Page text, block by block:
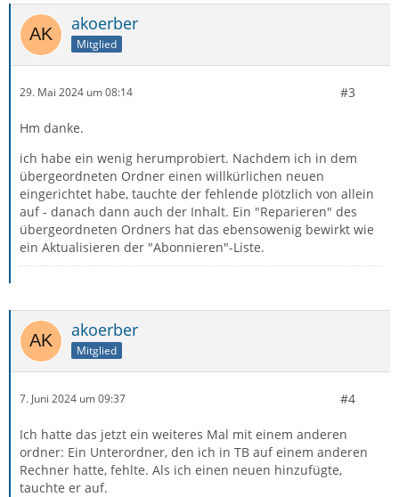
akoerber
Mitglied
29. Mai 2024 um 08:14 #3
Hm danke.
ich habe ein wenig herumprobiert. Nachdem ich in dem
übergeordneten Ordner einen willkürlichen neuen
eingerichtet habe, tauchte der fehlende plötzlich von allein
auf - danach dann auch der Inhalt. Ein "Reparieren" des
übergeordneten Ordners hat das ebensowenig bewirkt wie
ein Aktualisieren der "Abonnieren"-Liste.
akoerber
Mitglied
7. Juni 2024 um 09:37 #4
Ich hatte das jetzt ein weiteres Mal mit einem anderen
ordner: Ein Unterordner, den ich in TB auf einem anderen
Rechner hatte, fehlte. Als ich einen neuen hinzufügte,
tauchte er auf.